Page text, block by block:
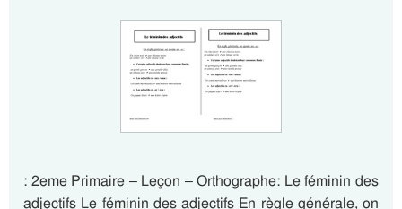
: 2eme Primaire – Leçon – Orthographe: Le féminin des
adjectifs Le féminin des adjectifs En règle générale, on